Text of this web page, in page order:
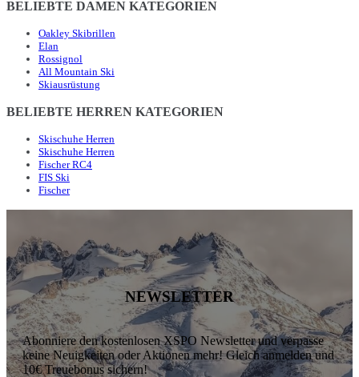
BELIEBTE DAMEN KATEGORIEN
Oakley Skibrillen
Elan
Rossignol
All Mountain Ski
Skiausrüstung
BELIEBTE HERREN KATEGORIEN
Skischuhe Herren
Skischuhe Herren
Fischer RC4
FIS Ski
Fischer
NEWSLETTER
Abonniere den kostenlosen XSPO Newsletter und verpasse
keine Neuigkeiten oder Aktionen mehr! Gleich anmelden und
10€ Treuebonus sichern!